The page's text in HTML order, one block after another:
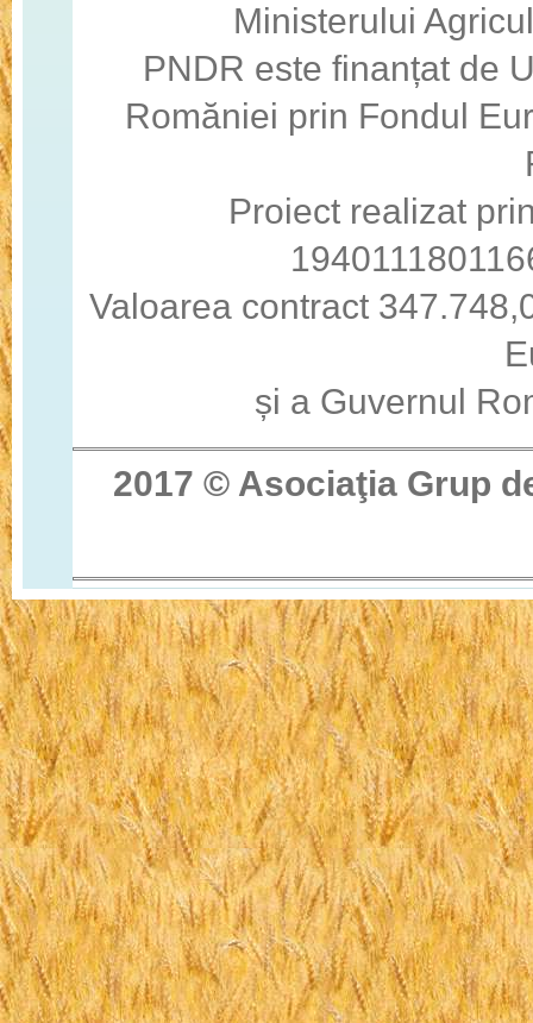
Ministerului
PNDR este finanțat de
Romăniei prin Fondul
Proiect realizat
Valoarea contract
și a Guvernul
2017 © Asociaţia Grup